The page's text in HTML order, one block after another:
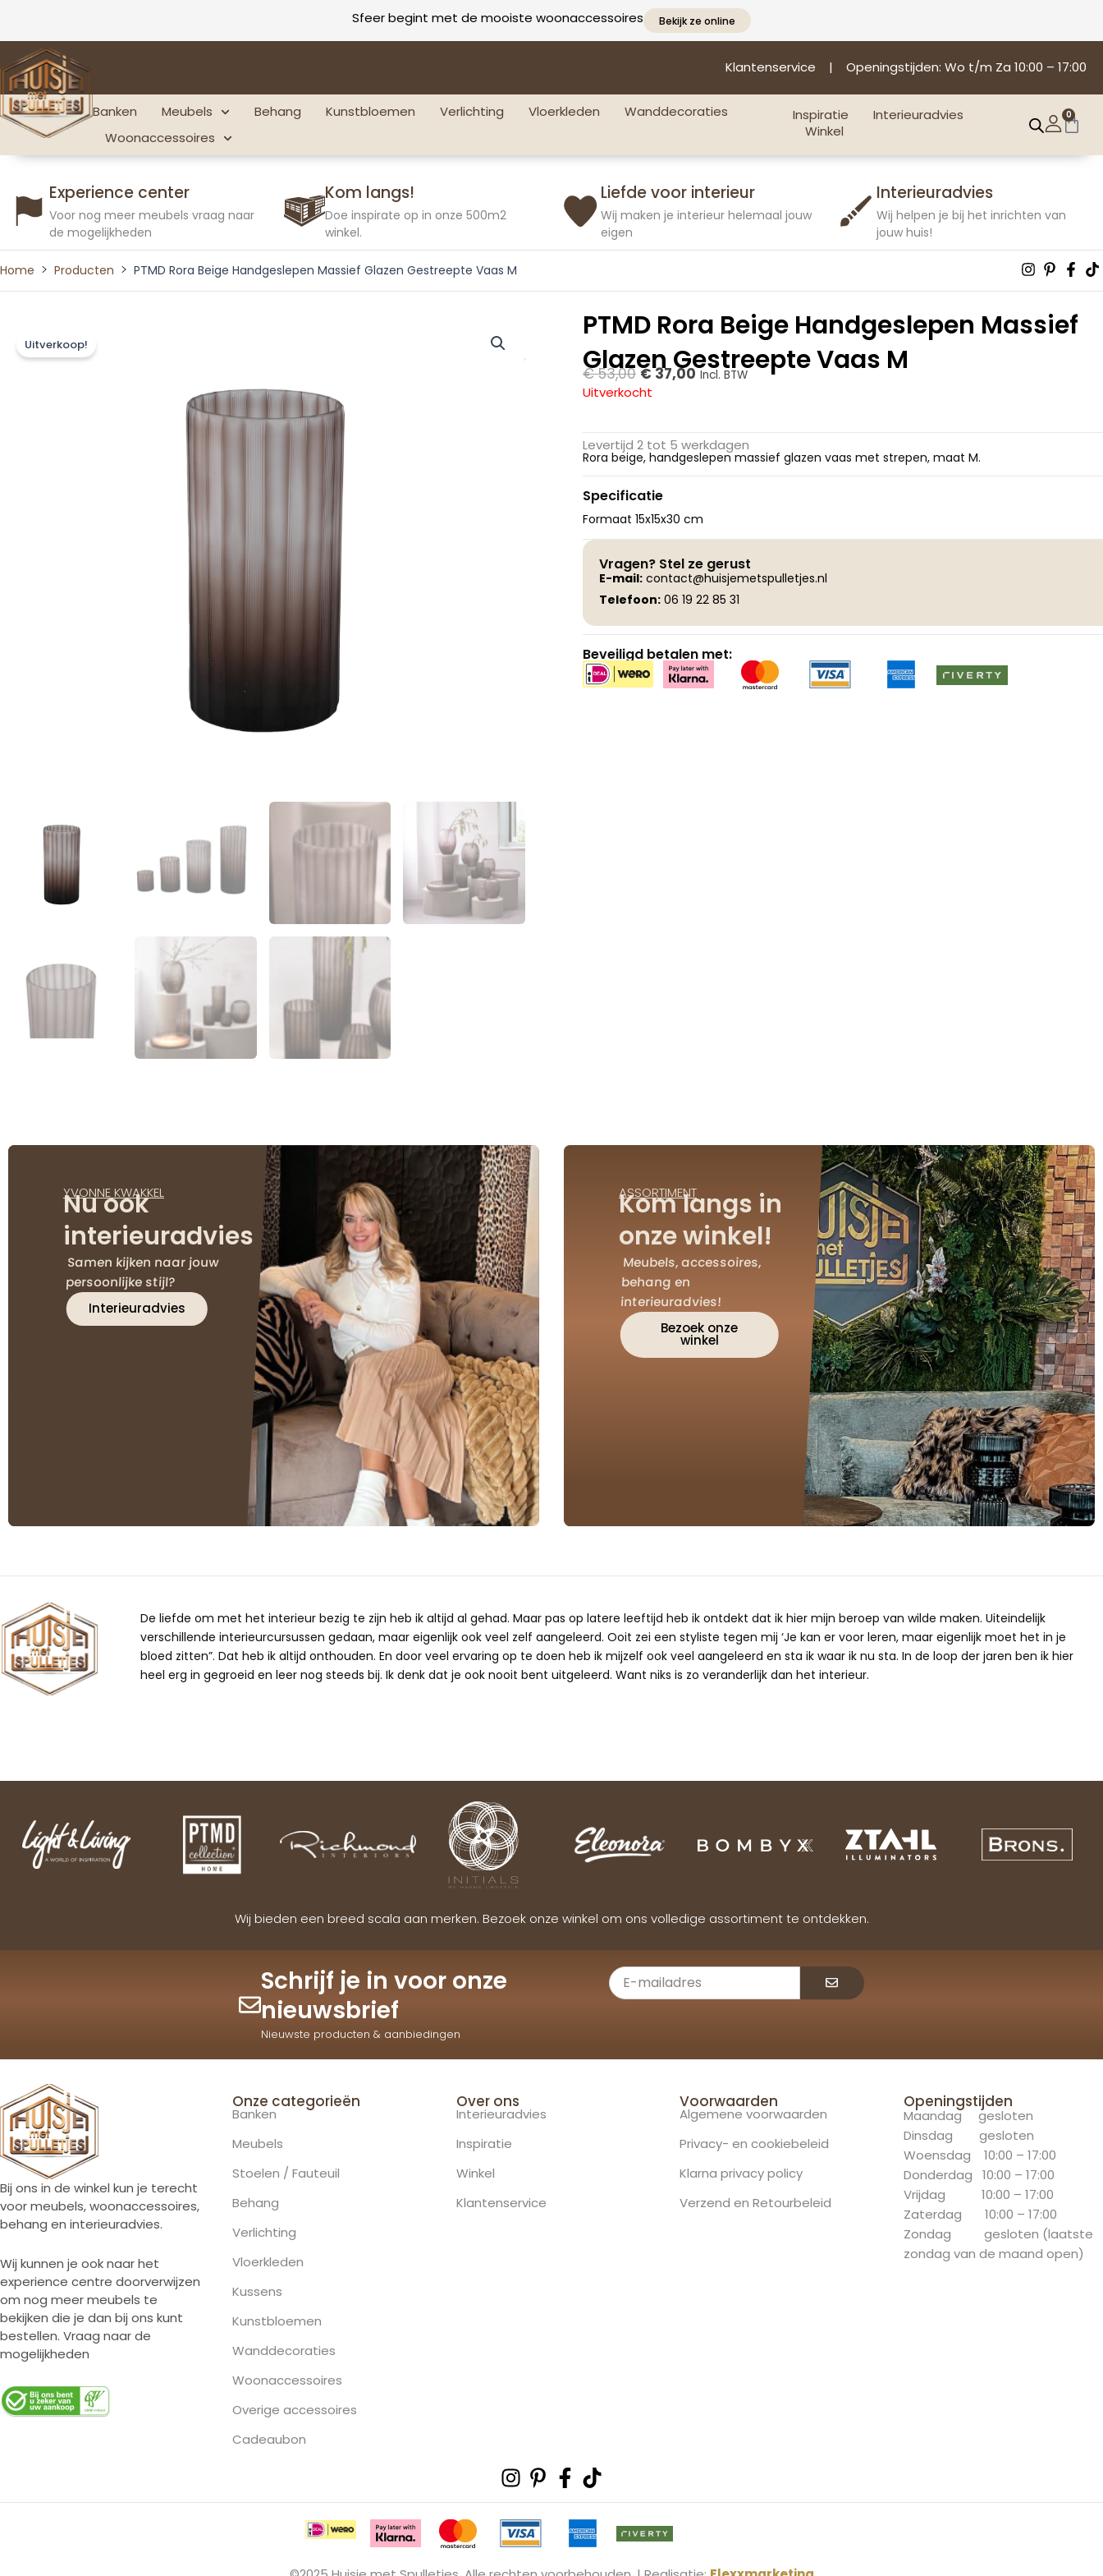
inhoud
Sfeer begint met de mooiste woonaccessoires Bekijk ze online
Klantenservice | Openingstijden: Wo t/m Za 10:00 – 17:00
Banken Meubels Behang Kunstbloemen Verlichting Vloerkleden
Wanddecoraties
Woonaccessoires
Inspiratie
Interieuradvies
Winkel
0
Experience center
Voor nog meer meubels vraag naar
de mogelijkheden
Kom langs!
Doe inspirate op in onze 500m2
winkel.
Liefde voor interieur
Wij maken je interieur helemaal jouw
eigen
Interieuradvies
Wij helpen je bij het inrichten van
jouw huis!
Home Producten PTMD Rora Beige Handgeslepen Massief Glazen Gestreepte Vaas M Instagram
p f
Uitverkoop!
PTMD Rora Beige Handgeslepen Massief
Glazen Gestreepte Vaas M
€53,00Oorspronkelijke
prijs
€ 53,00.
€37,00Huidige
€ 37,00.
Incl. BTW
Uitverkocht
Levertijd 2 tot 5 werkdagen
Rora beige, handgeslepen massief glazen vaas met strepen, maat M.
Specificatie
Formaat 15x15x30 cm
Vragen? Stel ze gerust
E-mail: contact@huisjemetspulletjes.nl
Telefoon: 06 19 22 85 31
Beveiligd betalen met:
YVONNE KWAKKEL
Nu ook
interieuradvies
Samen kijken naar jouw
persoonlijke stijl?
Interieuradvies
ASSORTIMENT
Kom langs in
onze winkel!
Meubels, accessoires,
behang en
interieuradvies!
Bezoek onze
winkel
De liefde om met het interieur bezig te zijn heb ik altijd al gehad. Maar pas op latere leeftijd heb ik ontdekt dat ik hier mijn beroep van wilde maken. Uiteindelijk
verschillende interieurcursussen gedaan, maar eigenlijk ook veel zelf aangeleerd. Ooit zei een styliste tegen mij ‘Je kan er voor leren, maar eigenlijk moet het in je
bloed zitten”. Dat heb ik altijd onthouden. En door veel ervaring op te doen heb ik mijzelf ook veel aangeleerd en sta ik waar ik nu sta. In de loop der jaren ben ik hier
heel erg in gegroeid en leer nog steeds bij. Ik denk dat je ook nooit bent uitgeleerd. Want niks is zo veranderlijk dan het interieur.
Wij bieden een breed scala aan merken. Bezoek onze winkel om ons volledige assortiment te ontdekken.
Schrijf je in voor onze
nieuwsbrief
Nieuwste producten & aanbiedingen
Verzenden
Bij ons in de winkel kun je terecht
voor meubels, woonaccessoires,
behang en interieuradvies.
Wij kunnen je ook naar het
experience centre doorverwijzen
om nog meer meubels te
bekijken die je dan bij ons kunt
bestellen. Vraag naar de
mogelijkheden
Onze categorieën
Banken
Meubels
Stoelen / Fauteuil
Behang
Verlichting
Vloerkleden
Kussens
Kunstbloemen
Wanddecoraties
Woonaccessoires
Overige accessoires
Cadeaubon
Over ons
Interieuradvies
Inspiratie
Winkel
Klantenservice
Voorwaarden
Algemene voorwaarden
Privacy- en cookiebeleid
Klarna privacy policy
Verzend en Retourbeleid
Openingstijden
Maandag gesloten
Dinsdag gesloten
Woensdag 10:00 – 17:00
Donderdag 10:00 – 17:00
Vrijdag 10:00 – 17:00
Zaterdag 10:00 – 17:00
Zondag gesloten (laatste
zondag van de maand open)
Instagram
Pinterest-
Facebook-
f
Tiktok